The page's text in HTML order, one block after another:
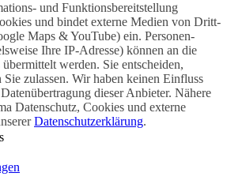
und Funktions­bereitstellung
und bindet externe Medien von Dritt­
Maps & YouTube) ein. Personen­
Ihre IP-Adresse) können an die
werden. Sie entscheiden,
zulassen. Wir haben keinen Einfluss
dieser Anbieter. Nähere
Datenschutz, Cookies und externe
Datenschutzerklärung.